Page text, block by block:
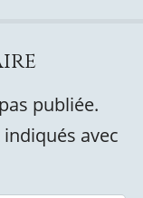
publiée.
avec